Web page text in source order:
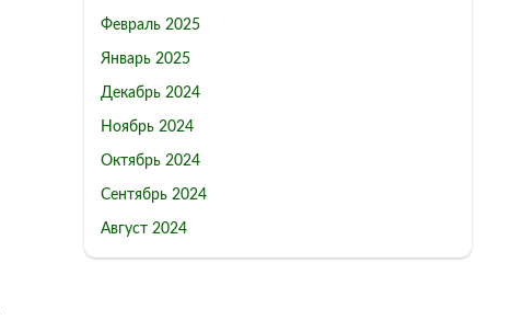
Февраль 2025
Январь 2025
Декабрь 2024
Ноябрь 2024
Октябрь 2024
Сентябрь 2024
Август 2024